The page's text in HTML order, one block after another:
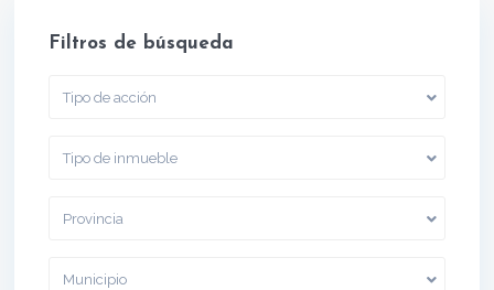
Filtros de búsqueda
Tipo de acción
Tipo de inmueble
Provincia
Municipio